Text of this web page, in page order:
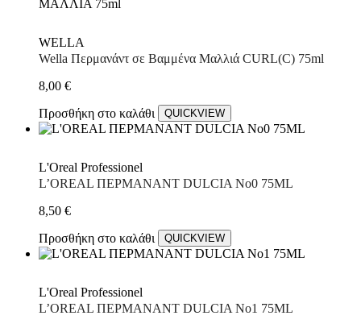
WELLA
Wella Περμανάντ σε Βαμμένα Μαλλιά CURL(C) 75ml
8,00 €
Προσθήκη στο καλάθι
QUICKVIEW
L'Oreal Professionel
L’OREAL ΠΕΡΜΑΝΑΝΤ DULCIA No0 75ML
8,50 €
Προσθήκη στο καλάθι
QUICKVIEW
L'Oreal Professionel
L’OREAL ΠΕΡΜΑΝΑΝΤ DULCIA No1 75ML